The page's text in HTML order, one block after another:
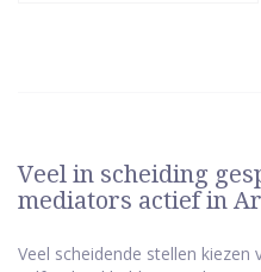
Veel in scheiding
mediators actief in
Veel scheidende stellen